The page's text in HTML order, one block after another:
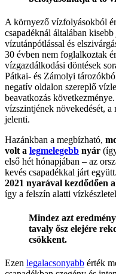
A környező vízfolyásokból
csapadéknál általában
vízutánpótlással és
30 évben nem foglalkoztak
vízgazdálkodási döntések
Pátkai- és Zámolyi
negatív oldalon szereplő
beavatkozás
vízszintjének növekedését, a
jelenti.
Hazánkban a megbízható,
volt a legmelegebb nyár
első hét hónapjában – az
kevés csapadékkal járt együtt.
2021 nyarával kezdődően
így a felszín alatti
Mindez azt
tavaly ősz elejére
csökkent.
Ezen legalacsonyabb érték